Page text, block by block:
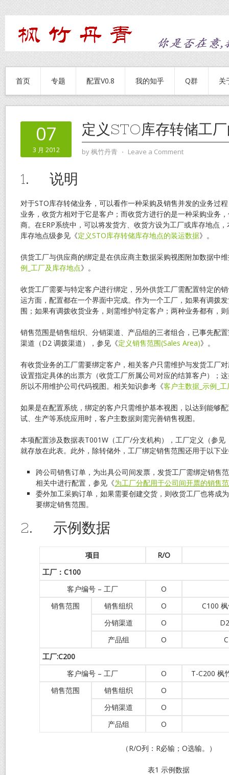
首页 专题 配置V0.8 我的知乎 Q群 关
07
3 月 2012
定义STO库存转储工
by枫竹丹青 ⋅ Leave a Comment
1. 说明
对于STO库存转储业务，可以看作一种采购及销售并发的业务过
业务，收货方相对于它是客户；而收货方进行的是一种采购业务
商。在ERP系统中，可以将发货方、收货方设为工厂或库存地点
库存地点级参见《定义STO库存转储库存地点的装运数据》。
供货工厂与供应商的绑定是在供应商主数据采购视图附加数据中
例_工厂及库存地点》。
收货工厂需要与特定客户进行绑定，另外供货工厂需配置特定的
运方面，配置都在一个界面中完成。作为一个工厂，如果有调拨
围；如果有调拨收货业务，则需维护特定客户；两种业务都有，
销售范围是销售组织、分销渠道、产品组的三者组合，已事先配
渠道（D2 调拨渠道），参见《定义销售范围(Sales Area)》。
有收货业务的工厂需要绑定客户，相关客户只需维护与发货工厂
设置指定具体的出票方（收货工厂所属公司对应的结算客户）；
所以不用维护公司代码视图。相关知识参考《客户主数据_示例_
如果是在配置系统，绑定的客户只需维护基本视图，以达到能够
试、生产等系统应用时，客户主数据则需完善销售视图。
本项配置涉及数据表T001W（工厂/分支机构），工厂定义（参见
就存放在此表。此外，除转储外，工厂绑定销售范围还用于以下
跨公司销售订单，为出具公司间发票，发货工厂需绑定销售
相关中进行配置，参见《为工厂分配用于公司间开票的销售
委外加工采购订单，如果需要创建交货，则收货工厂也将成
要绑定销售范围。
2. 示例数据
项目
R/O
工厂：C100
客户编号 – 工厂
O
销售范围
销售组织 O
C100
分销渠道
O
产品组
O
工厂:C200
客户编号 – 工厂
O
T-C200 枫
销售范围
销售组织
O
分销渠道
O
产品组
O
（R/O列：R必输；O选输。）
表1 示例数据